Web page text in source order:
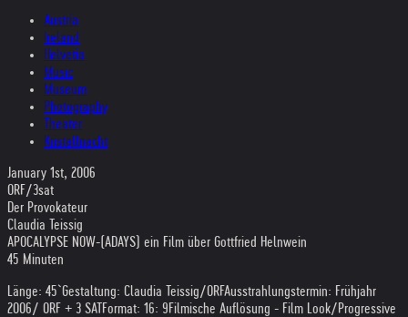
Austria
Ireland
Helvetia
Music
Museum
Photography
Theater
Kristallnacht
January 1st, 2006
ORF/3sat
Der Provokateur
Claudia Teissig
APOCALYPSE NOW-(ADAYS) ein Film über Gottfried Helnwein
45 Minuten
Länge: 45`Gestaltung: Claudia Teissig/ORFAusstrahlungstermin: Frühjahr
2006/ ORF + 3 SAT Format: 16: 9Filmische Auflösung - Film Look/Progressive